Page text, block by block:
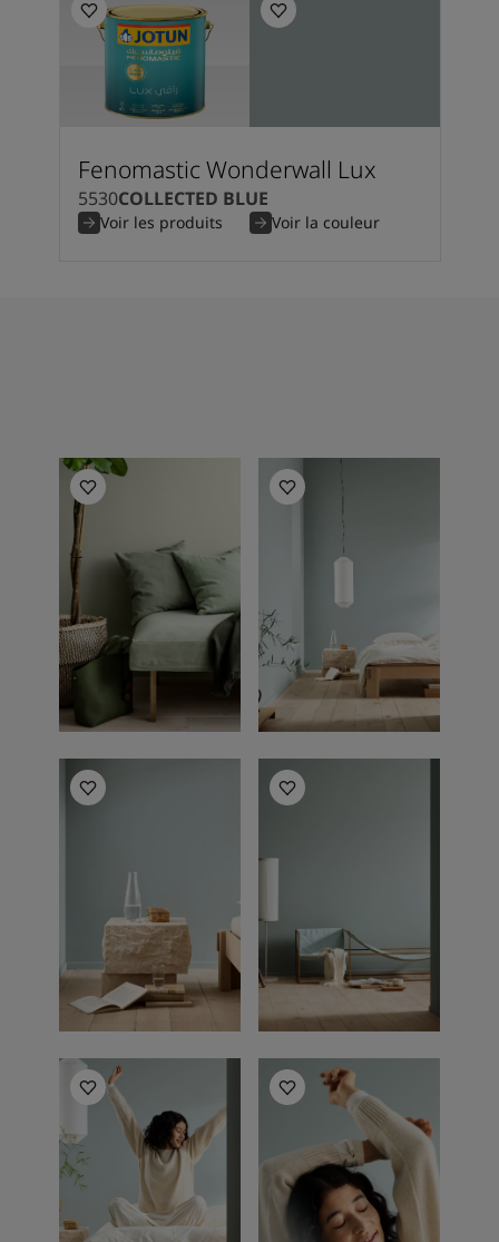
Fenomastic Wonderwall Lux
5530COLLECTED BLUE
Voir les produits Voir la couleur
Bedroom inspiration Bedroom inspiration
Bedroom inspiration Bedroom inspiration
Bedroom inspiration Bedroom inspiration